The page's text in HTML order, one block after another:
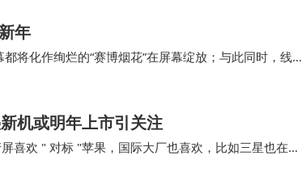
年
将化作绚烂的“赛博烟花”在屏幕绽放；与此同时，线下
。 除核心晚会内容外，B站还联…
机或明年上市引关注
喜欢 " 对标 "苹果，国际大厂也喜欢，比如三星也在测